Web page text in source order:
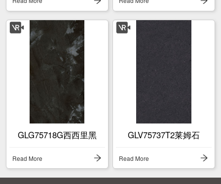
GLG75718G西西里黑
Read More
GLV75737T2莱姆石
Read More